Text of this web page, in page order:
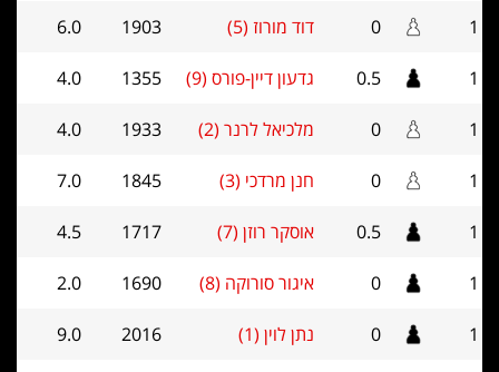
1
0 דוד מורוז (5) 1903
6.0
1
0.5 גדעון דיין-פורס (9) 1355
4.0
1
0 מלכיאל לרנר (2) 1933
4.0
1
0 חנן מרדכי (3) 1845
7.0
1
0.5 אוסקר רוזן (7) 1717
4.5
1
0 איגור סורוקה (8) 1690
2.0
1
0 נתן לוין (1) 2016
9.0